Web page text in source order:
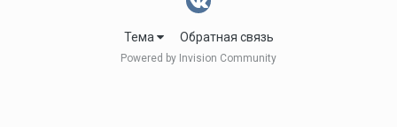
Тема Обратная связь
Powered by Invision Community